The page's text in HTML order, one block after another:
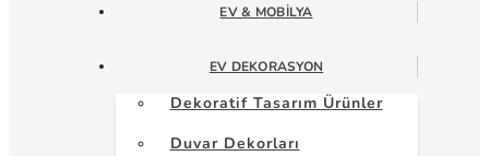
EV & MOBILYA
EV DEKORASYON
Dekoratif Tasarım Ürünler
Duvar Dekorları